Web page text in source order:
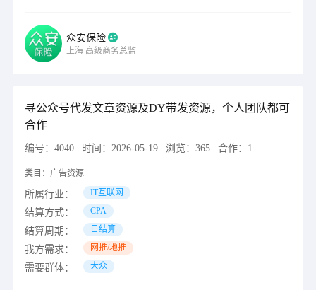
众安保险
上海 高级商务总监
寻公众号代发文章资源及DY带发资源，个人团队都可
合作
编号： 4040 时间： 2026-05-19 浏览： 365 合作： 1
类目： 广告资源
所属行业： IT互联网
结算方式： CPA
结算周期： 日结算
我方需求： 网推/地推
需要群体： 大众